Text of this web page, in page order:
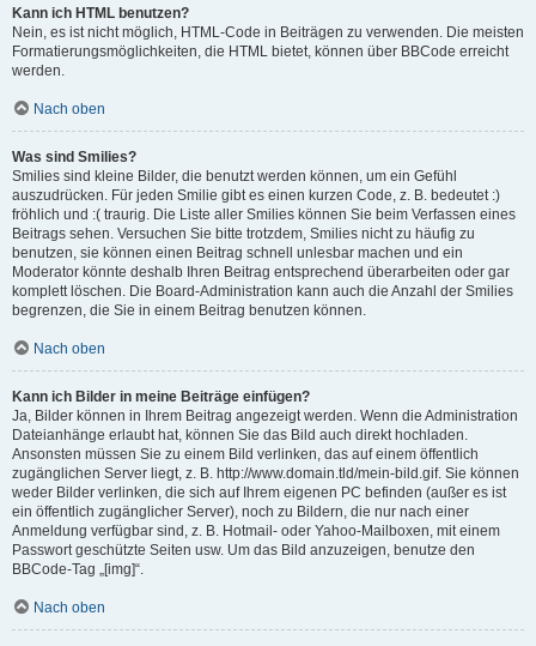
Kann ich HTML benutzen?
Nein, es ist nicht möglich, HTML-Code in Beiträgen zu verwenden. Die meisten
Formatierungsmöglichkeiten, die HTML bietet, können über BBCode erreicht
werden.
Nach oben
Was sind Smilies?
Smilies sind kleine Bilder, die benutzt werden können, um ein Gefühl
auszudrücken. Für jeden Smilie gibt es einen kurzen Code, z. B. bedeutet :)
fröhlich und :( traurig. Die Liste aller Smilies können Sie beim Verfassen eines
Beitrags sehen. Versuchen Sie bitte trotzdem, Smilies nicht zu häufig zu
benutzen, sie können einen Beitrag schnell unlesbar machen und ein
Moderator könnte deshalb Ihren Beitrag entsprechend überarbeiten oder gar
komplett löschen. Die Board-Administration kann auch die Anzahl der Smilies
begrenzen, die Sie in einem Beitrag benutzen können.
Nach oben
Kann ich Bilder in meine Beiträge einfügen?
Ja, Bilder können in Ihrem Beitrag angezeigt werden. Wenn die Administration
Dateianhänge erlaubt hat, können Sie das Bild auch direkt hochladen.
Ansonsten müssen Sie zu einem Bild verlinken, das auf einem öffentlich
zugänglichen Server liegt, z. B. http://www.domain.tld/mein-bild.gif. Sie können
weder Bilder verlinken, die sich auf Ihrem eigenen PC befinden (außer es ist
ein öffentlich zugänglicher Server), noch zu Bildern, die nur nach einer
Anmeldung verfügbar sind, z. B. Hotmail- oder Yahoo-Mailboxen, mit einem
Passwort geschützte Seiten usw. Um das Bild anzuzeigen, benutze den
BBCode-Tag „[img]“.
Nach oben